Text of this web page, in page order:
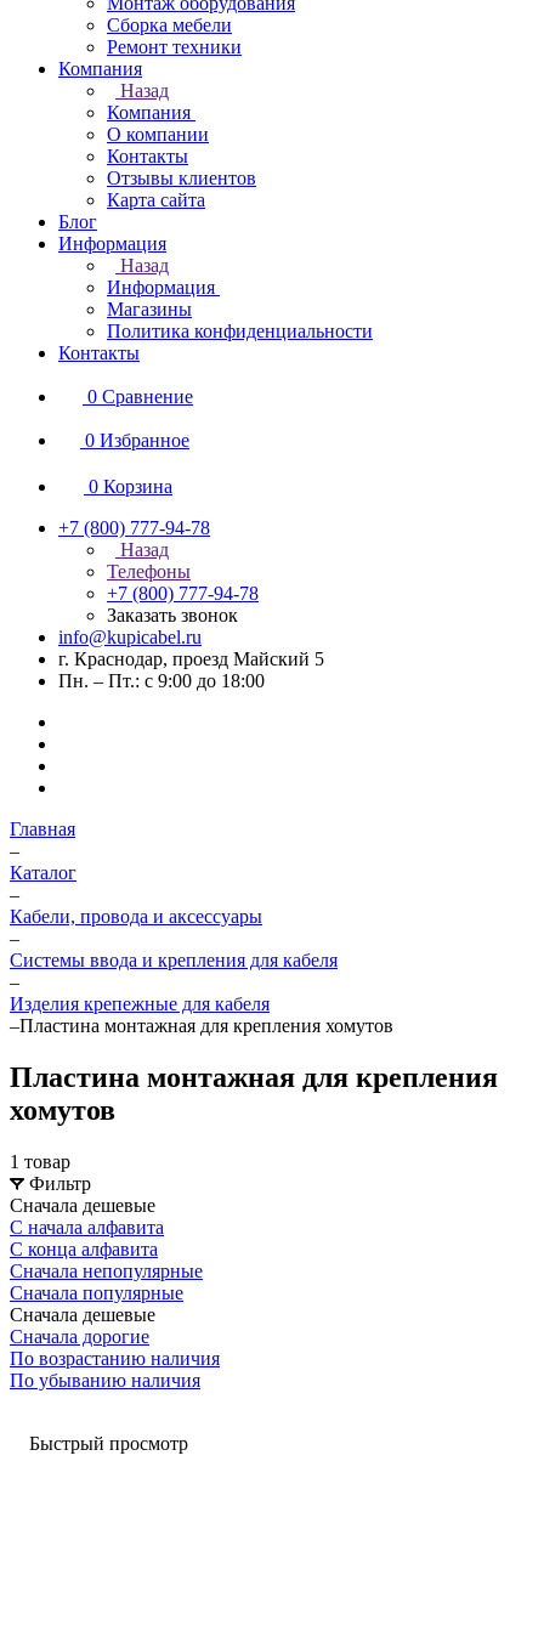
Сборка мебели
Ремонт техники
Компания
Назад
Компания
О компании
Контакты
Отзывы клиентов
Карта сайта
Блог
Информация
Назад
Информация
Магазины
Политика конфиденциальности
Контакты
0 Сравнение
0 Избранное
0 Корзина
+7 (800) 777-94-78
Назад
Телефоны
+7 (800) 777-94-78
Заказать звонок
info@kupicabel.ru
г. Краснодар, проезд Майский 5
Пн. – Пт.: с 9:00 до 18:00
Главная
–
Каталог
–
Кабели, провода и аксессуары
–
Системы ввода и крепления для кабеля
–
Изделия крепежные для кабеля
–Пластина монтажная для крепления хомутов
Пластина монтажная для крепления
хомутов
1 товар
Фильтр
Сначала дешевые
С начала алфавита
С конца алфавита
Сначала непопулярные
Сначала популярные
Сначала дешевые
Сначала дорогие
По возрастанию наличия
По убыванию наличия
Быстрый просмотр